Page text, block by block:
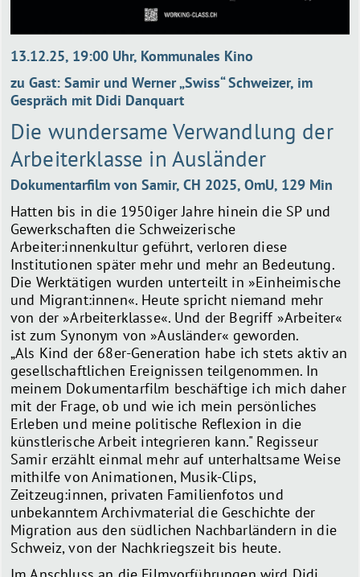
13.12.25, 19:00 Uhr, Kommunales Kino
zu Gast: Samir und Werner „Swiss“ Schweizer, im
Gespräch mit Didi Danquart
Die wundersame Verwandlung der
Arbeiterklasse in Ausländer
Dokumentarfilm von Samir, CH 2025, OmU, 129 Min
Hatten bis in die 1950iger Jahre hinein die SP und
Gewerkschaften die Schweizerische
Arbeiter:innenkultur geführt, verloren diese
Institutionen später mehr und mehr an Bedeutung.
Die Werktätigen wurden unterteilt in »Einheimische
und Migrant:innen«. Heute spricht niemand mehr
von der »Arbeiterklasse«. Und der Begriff »Arbeiter«
ist zum Synonym von »Ausländer« geworden.
„Als Kind der 68er-Generation habe ich stets aktiv an
gesellschaftlichen Ereignissen teilgenommen. In
meinem Dokumentarfilm beschäftige ich mich daher
mit der Frage, ob und wie ich mein persönliches
Erleben und meine politische Reflexion in die
künstlerische Arbeit integrieren kann." Regisseur
Samir erzählt einmal mehr auf unterhaltsame Weise
mithilfe von Animationen, Musik-Clips,
Zeitzeug:innen, privaten Familienfotos und
unbekanntem Archivmaterial die Geschichte der
Migration aus den südlichen Nachbarländern in die
Schweiz, von der Nachkriegszeit bis heute.